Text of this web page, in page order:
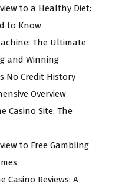
to a Healthy Diet:
to Know
The Ultimate
and Winning
No Credit History
Overview
Casino Site: The
to Free Gambling
Casino Reviews: A